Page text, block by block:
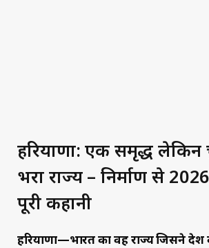
हरियाणा: एक समृद्ध लेकिन
भरा राज्य – निर्माण से
पूरी कहानी
हरियाणा—भारत का वह राज्य जिसने देश